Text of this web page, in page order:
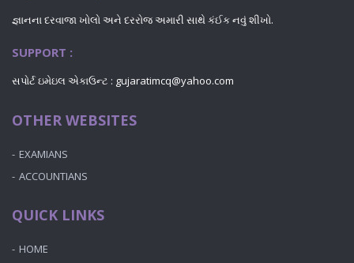
જ્ઞાનના દરવાજા ખોલો અને દરરોજ અમારી સાથે કંઈક નવું શીખો.
SUPPORT :
સપોર્ટ ઇમેઇલ એકાઉન્ટ : gujaratimcq@yahoo.com
OTHER WEBSITES
EXAMIANS
ACCOUNTIANS
QUICK LINKS
HOME